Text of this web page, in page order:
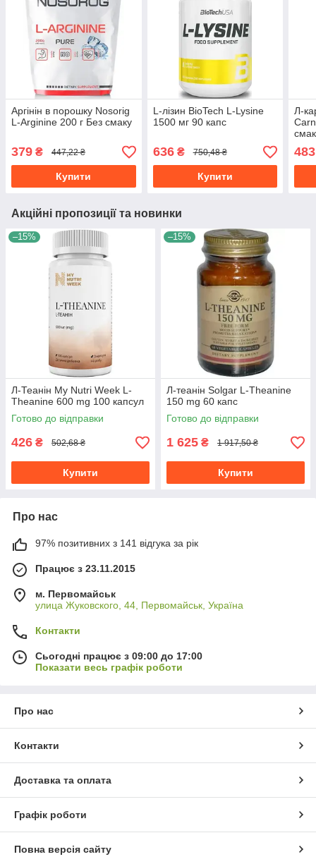
Аргінін в порошку Nosorig
L-Arginine 200 г Без смаку
379 ₴ 447,22 ₴
Купити
L-лізин BioTech L-Lysine
1500 мг 90 капс
636₴ 750,48 ₴
Купити
Л-
483
Акційні пропозиції та новинки
–15%
Л-Теанін My Nutri Week L-
Theanine 600 mg 100 капсул
Готово до відправки
426 ₴ 502,68 ₴
Купити
–15%
Л-теанін Solgar L-Theanine
150 mg 60 капс
Готово до відправки
1 625 ₴ 1 917,50 ₴
Купити
Про нас
97% позитивних з 141 відгука за рік
Працює з 23.11.2015
м. Первомайськ
улица Жуковского, 44, Первомайськ, Україна
Контакти
Сьогодні працює з 09:00 до 17:00
Показати весь графік роботи
Про нас
Контакти
Доставка та оплата
Графік роботи
Повна версія сайту